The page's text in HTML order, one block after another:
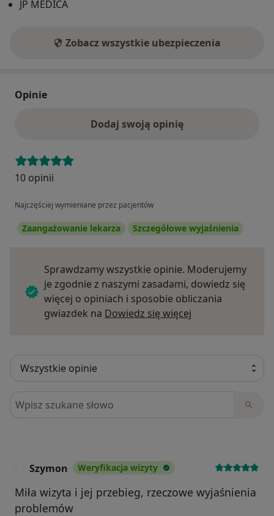
JP MEDICA
Zobacz wszystkie ubezpieczenia
Opinie
Dodaj swoją opinię
10 opinii
Najczęściej wymieniane przez pacjentów
Zaangażowanie lekarza Szczegółowe wyjaśnienia
Sprawdzamy wszystkie opinie. Moderujemy
je zgodnie z naszymi zasadami, dowiedz się
więcej o opiniach i sposobie obliczania
gwiazdek na Dowiedz się więcej
Szukaj w opiniach
Szymon Weryfikacja wizyty
Miła wizyta i jej przebieg, rzeczowe wyjaśnienia
problemów